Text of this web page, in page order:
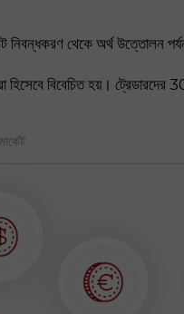
নিবন্ধকরণ থেকে অর্থ উত্তোলন
হিসেবে বিবেচিত হয়।